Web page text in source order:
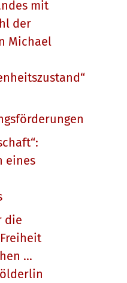
mit
der
Michael
eines
die
...